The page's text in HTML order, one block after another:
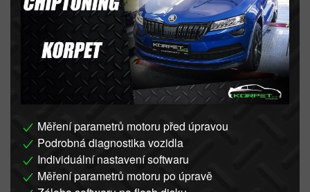
Měření parametrů motoru před úpravou
Podrobná diagnostika vozidla
Individuální nastavení softwaru
Měření parametrů motoru po úpravě